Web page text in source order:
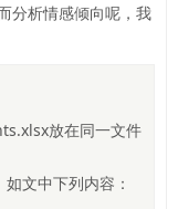
分析情感倾向呢，我
放在同一文件
文中下列内容：